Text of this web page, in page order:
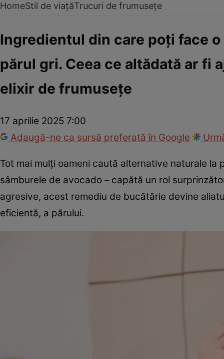
HomeStil de viațăTrucuri de frumusețe
Ingredientul din care poți face
părul gri. Ceea ce altădată ar fi
elixir de frumusețe
17 aprilie 2025 7:00
Adaugă-ne ca sursă preferată în Google
Tot mai mulți oameni caută alternative naturale
sâmburele de avocado – capătă un rol
agresive, acest remediu de bucătărie devine
eficientă, a părului.